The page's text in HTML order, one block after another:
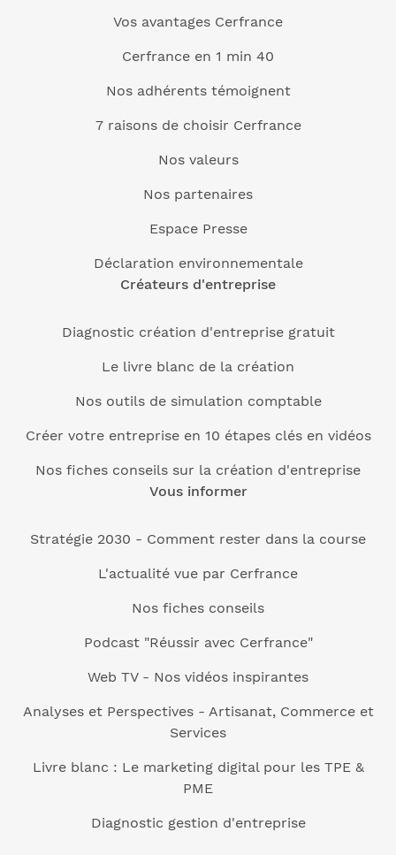
Vos avantages Cerfrance
Cerfrance en 1 min 40
Nos adhérents témoignent
7 raisons de choisir Cerfrance
Nos valeurs
Nos partenaires
Espace Presse
Déclaration environnementale
Créateurs d'entreprise
Diagnostic création d'entreprise gratuit
Le livre blanc de la création
Nos outils de simulation comptable
Créer votre entreprise en 10 étapes clés en vidéos
Nos fiches conseils sur la création d'entreprise
Vous informer
Stratégie 2030 - Comment rester dans la course
L'actualité vue par Cerfrance
Nos fiches conseils
Podcast "Réussir avec Cerfrance"
Web TV - Nos vidéos inspirantes
Analyses et Perspectives - Artisanat, Commerce et
Services
Livre blanc : Le marketing digital pour les TPE &
PME
Diagnostic gestion d'entreprise